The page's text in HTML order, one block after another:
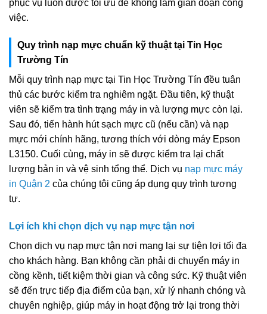
phục vụ luôn được tối ưu để không làm gián đoạn công
việc.
Quy trình nạp mực chuẩn kỹ thuật tại Tin Học
Trường Tín
Mỗi quy trình nạp mực tại Tin Học Trường Tín đều tuân
thủ các bước kiểm tra nghiêm ngặt. Đầu tiên, kỹ thuật
viên sẽ kiểm tra tình trạng máy in và lượng mực còn lại.
Sau đó, tiến hành hút sạch mực cũ (nếu cần) và nạp
mực mới chính hãng, tương thích với dòng máy Epson
L3150. Cuối cùng, máy in sẽ được kiểm tra lại chất
lượng bản in và vệ sinh tổng thể. Dịch vụ nạp mực máy
in Quận 2 của chúng tôi cũng áp dụng quy trình tương
tự.
Lợi ích khi chọn dịch vụ nạp mực tận nơi
Chọn dịch vụ nạp mực tận nơi mang lại sự tiện lợi tối đa
cho khách hàng. Bạn không cần phải di chuyển máy in
cồng kềnh, tiết kiệm thời gian và công sức. Kỹ thuật viên
sẽ đến trực tiếp địa điểm của bạn, xử lý nhanh chóng và
chuyên nghiệp, giúp máy in hoạt động trở lại trong thời